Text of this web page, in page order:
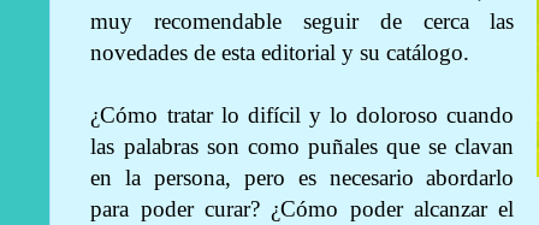
muy recomendable seguir de cerca las
novedades de esta editorial y su catálogo.
¿Cómo tratar lo difícil y lo doloroso cuando
las palabras son como puñales que se clavan
en la persona, pero es necesario abordarlo
para poder curar? ¿Cómo poder alcanzar el